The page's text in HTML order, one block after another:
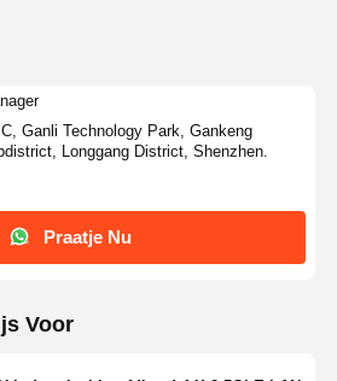
Ganli Technology Park, Gankeng
Longgang District, Shenzhen.
Praatje Nu
Voor